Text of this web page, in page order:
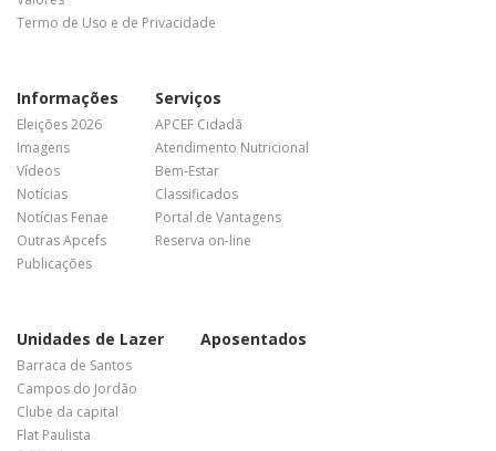
Termo de Uso e de Privacidade
Informações
Eleições 2026
Imagens
Vídeos
Notícias
Notícias Fenae
Outras Apcefs
Publicações
Serviços
APCEF Cidadã
Atendimento Nutricional
Bem-Estar
Classificados
Portal de Vantagens
Reserva on-line
Unidades de Lazer
Barraca de Santos
Campos do Jordão
Clube da capital
Flat Paulista
Aposentados